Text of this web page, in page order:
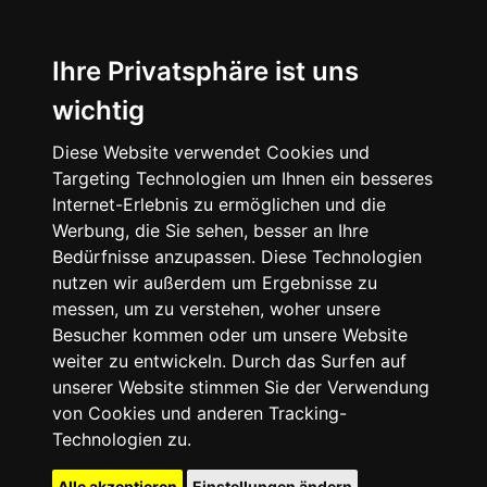
Ihre Privatsphäre ist uns
wichtig
Diese Website verwendet Cookies und
Targeting Technologien um Ihnen ein besseres
Internet-Erlebnis zu ermöglichen und die
Werbung, die Sie sehen, besser an Ihre
Bedürfnisse anzupassen. Diese Technologien
nutzen wir außerdem um Ergebnisse zu
messen, um zu verstehen, woher unsere
Besucher kommen oder um unsere Website
weiter zu entwickeln. Durch das Surfen auf
unserer Website stimmen Sie der Verwendung
von Cookies und anderen Tracking-
Technologien zu.